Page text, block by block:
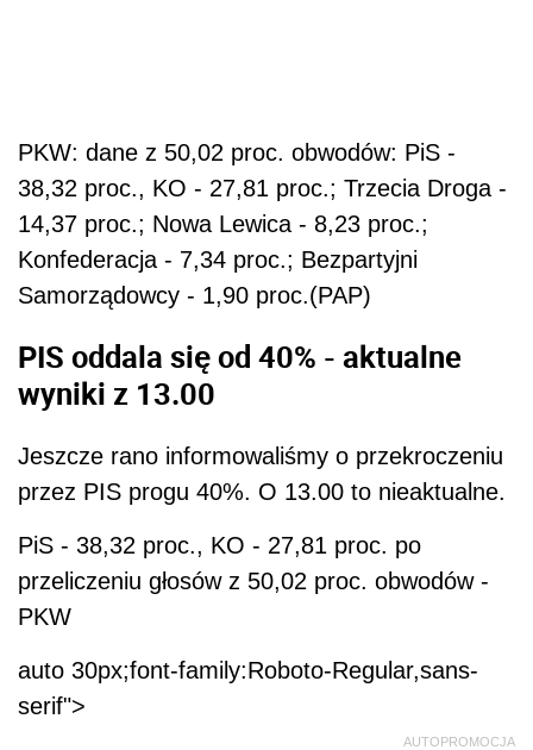
PKW: dane z 50,02 proc. obwodów: PiS -
38,32 proc., KO - 27,81 proc.; Trzecia Droga -
14,37 proc.; Nowa Lewica - 8,23 proc.;
Konfederacja - 7,34 proc.; Bezpartyjni
Samorządowcy - 1,90 proc.(PAP)
PIS oddala się od 40% - aktualne
wyniki z 13.00
Jeszcze rano informowaliśmy o przekroczeniu
przez PIS progu 40%. O 13.00 to nieaktualne.
PiS - 38,32 proc., KO - 27,81 proc. po
przeliczeniu głosów z 50,02 proc. obwodów -
PKW
auto 30px;font-family:Roboto-Regular,sans-
serif">
AUTOPROMOCJA